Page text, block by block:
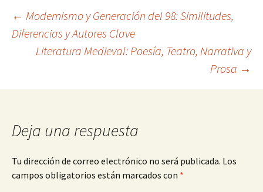
Navegación
entradas
← Modernismo y Generación del 98: Similitudes,
Diferencias y Autores Clave
Literatura Medieval: Poesía, Teatro, Narrativa y
Prosa →
Deja una respuesta
Tu dirección de correo electrónico no será publicada. Los
campos obligatorios están marcados con *